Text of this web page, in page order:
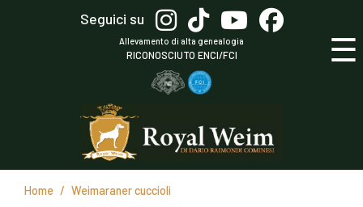
Seguici su
Allevamento di alta genealogia
RICONOSCIUTO ENCI/FCI ☰
Home Weimaraner cuccioli